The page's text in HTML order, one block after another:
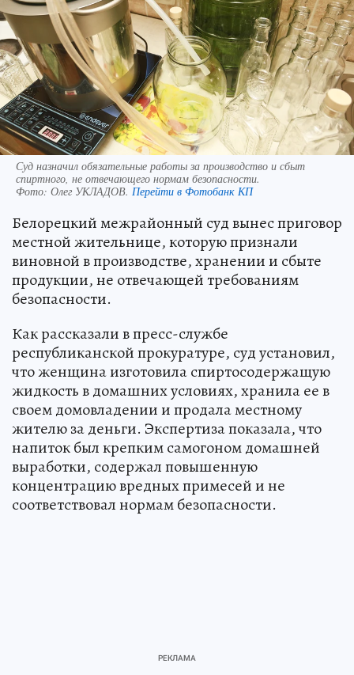
Суд назначил обязательные работы за производство и сбыт
спиртного, не отвечающего нормам безопасности.
Фото: Олег УКЛАДОВ. Перейти в Фотобанк КП
Белорецкий межрайонный суд вынес приговор
местной жительнице, которую признали
виновной в производстве, хранении и сбыте
продукции, не отвечающей требованиям
безопасности.
Как рассказали в пресс-службе
республиканской прокуратуре, суд установил,
что женщина изготовила спиртосодержащую
жидкость в домашних условиях, хранила ее в
своем домовладении и продала местному
жителю за деньги. Экспертиза показала, что
напиток был крепким самогоном домашней
выработки, содержал повышенную
концентрацию вредных примесей и не
соответствовал нормам безопасности.